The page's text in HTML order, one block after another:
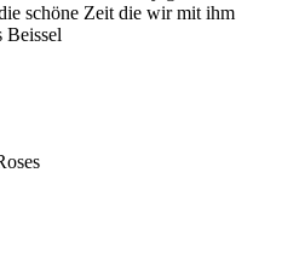
schöne Zeit die wir mit ihm
Beissel